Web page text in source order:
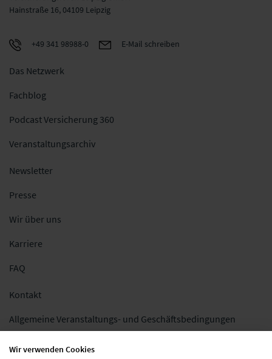
Hainstraße 16, 04109 Leipzig
+49 341 98988-0 E-Mail schreiben
Das Netzwerk
Fachblog
Podcast Versicherung 360
Veranstaltungsarchiv
Newsletter
Presse
Wir über uns
Karriere
FAQ
Kontakt
Allgemeine Veranstaltungs- und Geschäftsbedingungen
Impressum
Wir verwenden Cookies